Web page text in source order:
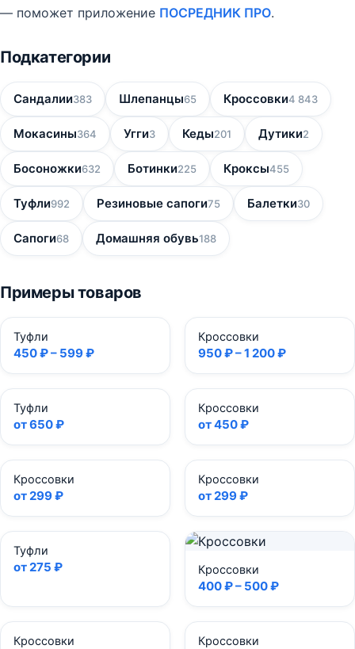
— поможет приложение ПОСРЕДНИК ПРО.
Подкатегории
Сандалии383 Шлепанцы65 Кроссовки4 843
Мокасины364 Угги3 Кеды201 Дутики2
Босоножки632 Ботинки225 Кроксы455
Туфли992 Резиновые сапоги75 Балетки30
Сапоги68 Домашняя обувь188
Примеры товаров
Туфли
450 ₽ – 599 ₽
Кроссовки
950 ₽ – 1 200 ₽
Туфли
от 650 ₽
Кроссовки
от 450 ₽
Кроссовки
от 299 ₽
Кроссовки
от 299 ₽
Туфли
от 275 ₽ Кроссовки
400 ₽ – 500 ₽
Кроссовки Кроссовки